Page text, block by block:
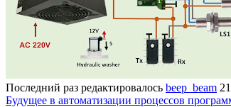
Последний раз редактировалось beep_beam
Будущее в автоматизации процессов